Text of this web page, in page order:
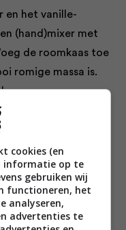
en het vanille-
(hand)mixer met
de roomkaas toe
romige massa is.
over 4 glazen
op. Schep de
en strooi er tot slot
cookies (en
informatie op te
gebruiken wij
functioneren, het
analyseren,
advertenties te